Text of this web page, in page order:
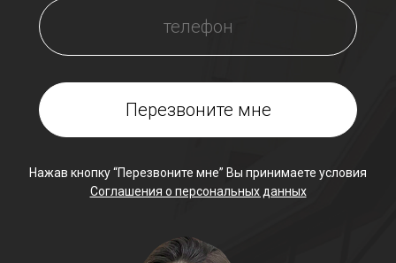
Нажав кнопку “Перезвоните мне” Вы принимаете условия
Соглашения о персональных данных